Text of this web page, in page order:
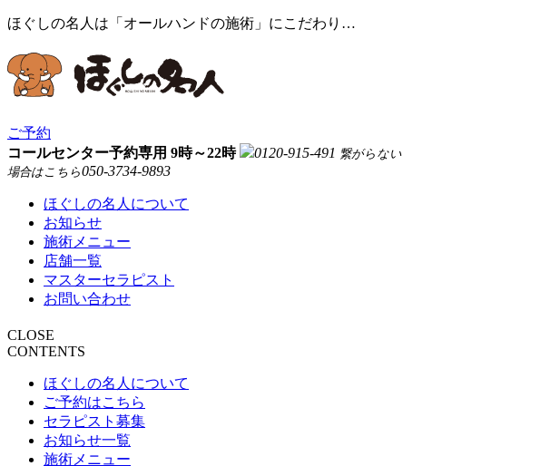
ほぐしの名人は「オールハンドの施術」にこだわり…
ご予約
コールセンター予約専用 9時～22時
0120-915-491 繋がらない
場合はこちら050-3734-9893
ほぐしの名人について
お知らせ
施術メニュー
店舗一覧
マスターセラピスト
お問い合わせ
CLOSE
CONTENTS
ほぐしの名人について
ご予約はこちら
セラピスト募集
お知らせ一覧
施術メニュー